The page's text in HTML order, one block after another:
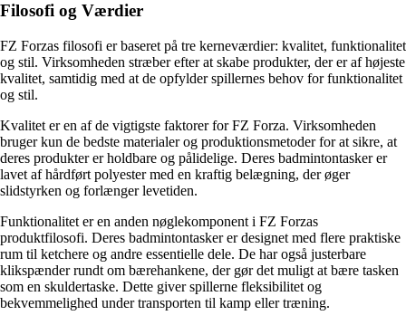
Filosofi og Værdier
FZ Forzas filosofi er baseret på tre kerneværdier: kvalitet, funktionalitet
og stil. Virksomheden stræber efter at skabe produkter, der er af højeste
kvalitet, samtidig med at de opfylder spillernes behov for funktionalitet
og stil.
Kvalitet er en af de vigtigste faktorer for FZ Forza. Virksomheden
bruger kun de bedste materialer og produktionsmetoder for at sikre, at
deres produkter er holdbare og pålidelige. Deres badmintontasker er
lavet af hårdført polyester med en kraftig belægning, der øger
slidstyrken og forlænger levetiden.
Funktionalitet er en anden nøglekomponent i FZ Forzas
produktfilosofi. Deres badmintontasker er designet med flere praktiske
rum til ketchere og andre essentielle dele. De har også justerbare
klikspænder rundt om bærehankene, der gør det muligt at bære tasken
som en skuldertaske. Dette giver spillerne fleksibilitet og
bekvemmelighed under transporten til kamp eller træning.